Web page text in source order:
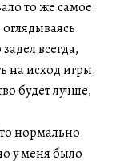
то же самое.
всегда,
на исход игры.
будет лучше,
нормально.
у меня было